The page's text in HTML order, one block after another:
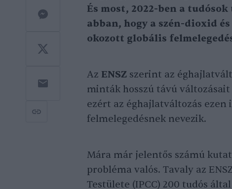
És most, 2022-ben a
abban, hogy a szén-dioxid
okozott globális
Az ENSZ szerint az
minták hosszú távú
ezért az éghajlatváltozás ezen
felmelegedésnek nevezik.
Mára már jelentős számú
probléma valós. Tavaly az
Testülete (IPCC) 200 tudós